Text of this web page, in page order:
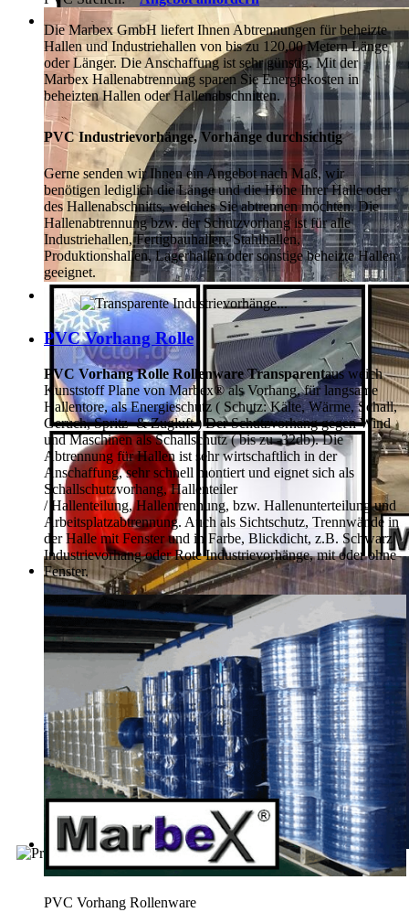
Die Marbex GmbH liefert Ihnen Abtrennungen für beheizte
Hallen und Industriehallen von bis zu 120,00 Metern Länge
oder Länger. Die Anschaffung ist sehr günstig. Mit der
Marbex Hallenabtrennung sparen Sie Energiekosten in
beheizten Hallen oder Hallenabschnitten.
PVC Industrievorhänge, Vorhänge durchsichtig
Gerne senden wir Ihnen ein Angebot nach Maß, wir
benötigen lediglich die Länge und die Höhe Ihrer Halle oder
des Hallenabschnitts, welches Sie abtrennen möchten. Die
Hallenabtrennung bzw. der Schutzvorhang ist für alle
Industriehallen, Fertigbauhallen, Stahlhallen,
Produktionshallen, Lagerhallen oder sonstige beheizte Hallen
geeignet.
...
PVC Vorhang Rolle
PVC Vorhang Rolle Rollenware Transparentaus weich
Kunststoff Plane von Marbex® als Vorhang, für langsame
Hallentore, als Energieschutz ( Schutz:Kälte, Wärme, Schall,
Geruch, Spritz- & Zugluft ) Der Schutzvorhang gegen Wind
und Maschinen als Schallschutz ( bis zu -32db). Die
Abtrennung für Hallen ist sehr wirtschaftlich in der
Anschaffung, sehr schnell montiert und eignet sich als
Schallschutzvorhang, Hallenteiler
/ Hallenteilung,Hallentrennung, bzw. Hallenunterteilung und
Arbeitsplatzabtrennung. Auch als Sichtschutz, Trennwände in
der Halle mit Fenster und in Farbe, Blickdicht, z.B. Schwarz
Industrievorhang oder Rote Industrievorhänge, mit oder ohne
Fenster.
PVC Vorhang Rollenware